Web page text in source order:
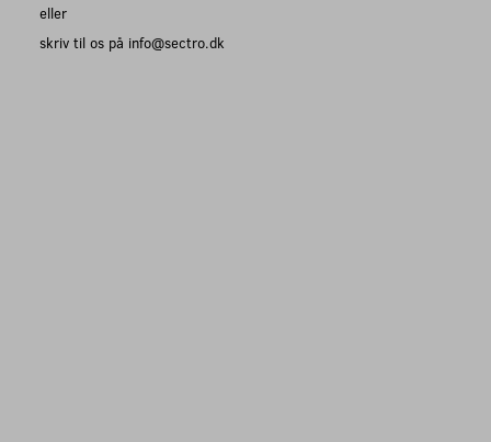
eller
skriv til os på info@sectro.dk